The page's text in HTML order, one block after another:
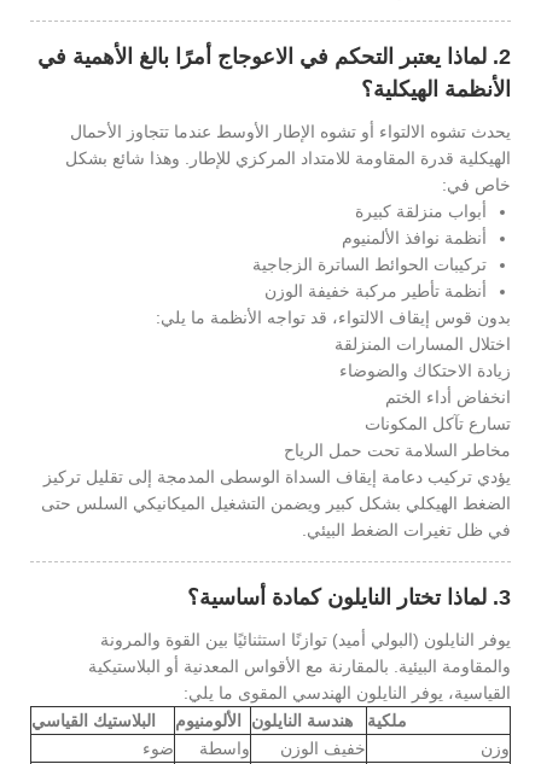
2. لماذا يعتبر التحكم في الاعوجاج أمرًا بالغ الأهمية في
الأنظمة الهيكلية؟
يحدث تشوه الالتواء أو تشوه الإطار الأوسط عندما تتجاوز الأحمال
الهيكلية قدرة المقاومة للامتداد المركزي للإطار. وهذا شائع بشكل
خاص في:
أبواب منزلقة كبيرة
أنظمة نوافذ الألمنيوم
تركيبات الحوائط الساترة الزجاجية
أنظمة تأطير مركبة خفيفة الوزن
بدون قوس إيقاف الالتواء، قد تواجه الأنظمة ما يلي:
اختلال المسارات المنزلقة
زيادة الاحتكاك والضوضاء
انخفاض أداء الختم
تسارع تآكل المكونات
مخاطر السلامة تحت حمل الرياح
يؤدي تركيب دعامة إيقاف السداة الوسطى المدمجة إلى تقليل تركيز
الضغط الهيكلي بشكل كبير ويضمن التشغيل الميكانيكي السلس حتى
في ظل تغيرات الضغط البيئي.
3. لماذا تختار النايلون كمادة أساسية؟
يوفر النايلون (البولي أميد) توازنًا استثنائيًا بين القوة والمرونة
والمقاومة البيئية. بالمقارنة مع الأقواس المعدنية أو البلاستيكية
القياسية، يوفر النايلون الهندسي المقوى ما يلي:
ملكية
هندسة النايلون الألومنيوم
البلاستيك القياسي
وزن
خفيف الوزن واسطة
ضوء